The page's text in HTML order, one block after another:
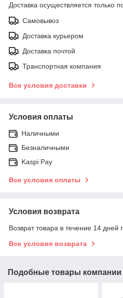
Доставка осуществляется только
Самовывоз
Доставка курьером
Доставка почтой
Транспортная компания
Все условия доставки
Условия оплаты
Наличными
Безналичными
Kaspi Pay
Все условия оплаты
Условия возврата
Возврат товара в течение 14 дней
Все условия возврата
Подобные товары компании